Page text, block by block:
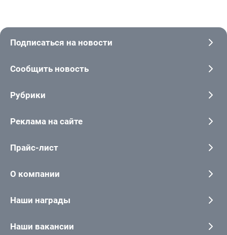
Подписаться на новости
Сообщить новость
Рубрики
Реклама на сайте
Прайс-лист
О компании
Наши награды
Наши вакансии